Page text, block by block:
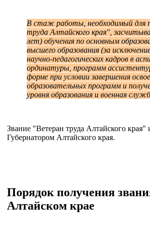
В стаж работы, необходимый для
труда Алтайского края",
лет) обучения по основным
высшего образования (за
научно-педагогических кадров в
ординатуры, программ
форме при условии завершения
образовательных программ и
уровня образования и военная
Звание "Ветеран труда Алтайского
Губернатором Алтайского края.
Порядок получения
Алтайском крае